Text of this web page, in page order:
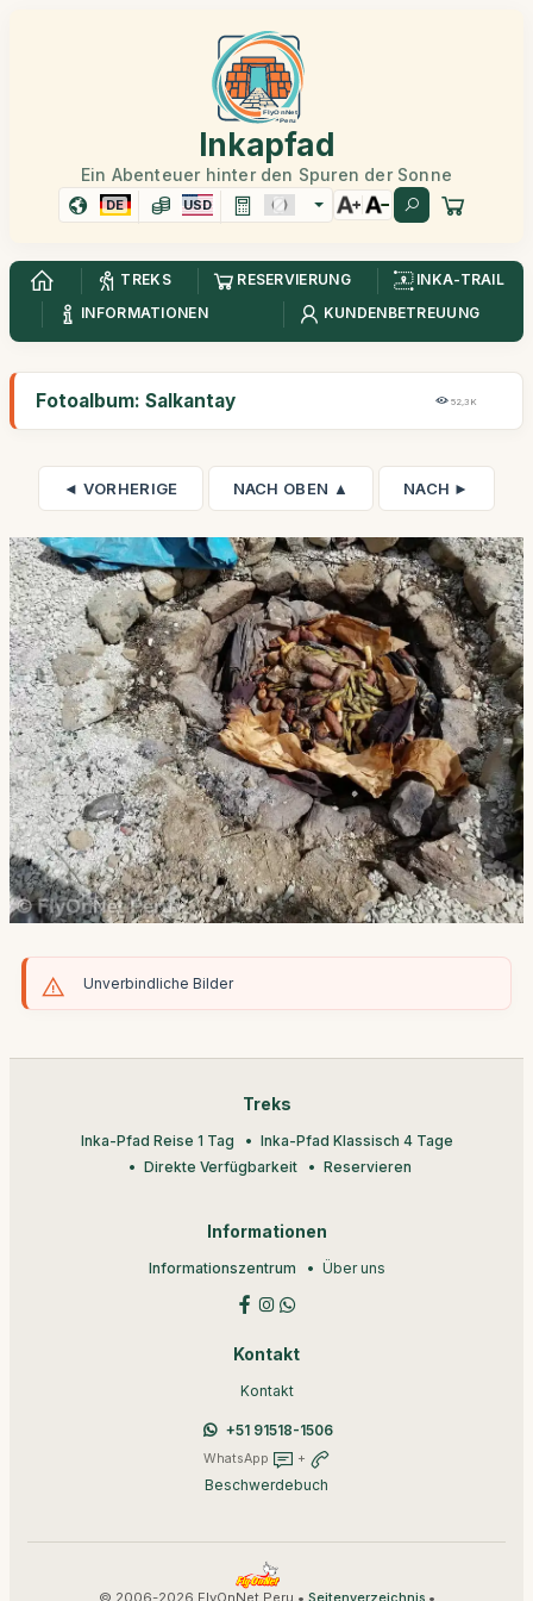
Inkapfad
Ein Abenteuer hinter den Spuren der Sonne
DE USD
TREKS RESERVIERUNG
INKA-TRAIL
INFORMATIONEN
KUNDENBETREUUNG
Fotoalbum: Salkantay 52,3K
◄ VORHERIGE NACH OBEN ▲ NACH ►
Unverbindliche Bilder
Treks
Inka-Pfad Reise 1 Tag
Inka-Pfad Klassisch 4 Tage
Direkte Verfügbarkeit
Reservieren
Informationen
Informationszentrum Über uns
Kontakt
Kontakt
+51 91518-1506
WhatsApp +
Beschwerdebuch
© 2006-2026 FlyOnNet Peru • Seitenverzeichnis•